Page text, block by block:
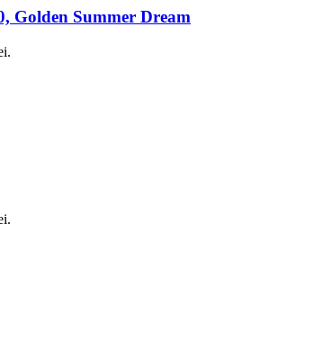
Golden Summer Dream